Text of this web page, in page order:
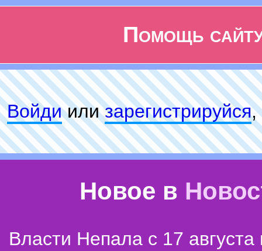
Помощь
Войдиилизарeгиcтpируйся,
Новое в
Власти Непала с 17 августа